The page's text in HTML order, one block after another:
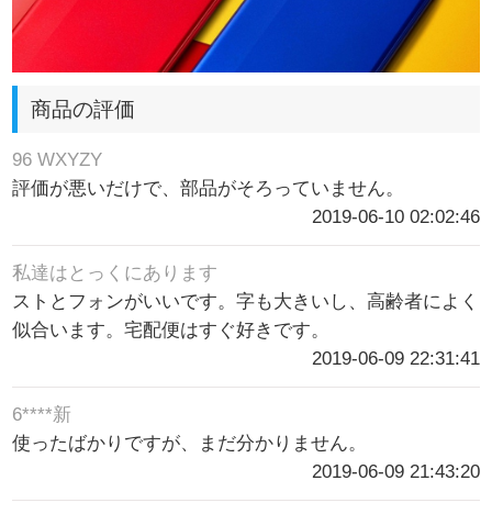
商品の評価
96 WXYZY
評価が悪いだけで、部品がそろっていません。
2019-06-10 02:02:46
私達はとっくにあります
ストとフォンがいいです。字も大きいし、高齢者によく
似合います。宅配便はすぐ好きです。
2019-06-09 22:31:41
6****新
使ったばかりですが、まだ分かりません。
2019-06-09 21:43:20